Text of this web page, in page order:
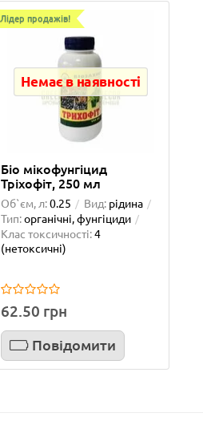
Татьяна
Детальніше...
Лідер продажів!
Вазон LATINA 2,5 л. шаде
Висота, см:15 Діаметр, см:
Об`єм, л:2.5 Матеріал:
Форма:круг Колір:шаде
матове
Підставка:ні
Автополиви:
Лідер продажів!
Немає в наявності
Біо мікофунгіцид
Тріхофіт, 250 мл
Об`єм, л:0.25 Вид: рідина
Тип:органічні, фунгіциди
Клас токсичності:4
(нетоксичні)
62.50 грн
Повідомити